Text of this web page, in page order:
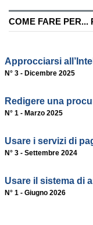
COME FARE PER...
Approcciarsi
N° 3 - Dicembre 2025
Redigere una
N° 1 - Marzo 2025
Usare i servizi di
N° 3 - Settembre 2024
Usare il sistema di
N° 1 - Giugno 2026